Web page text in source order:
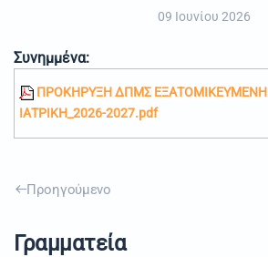
09 Ιουνίου 2026
Συνημμένα:
ΠΡΟΚΗΡΥΞΗ ΔΠΜΣ ΕΞΑΤΟΜΙΚΕΥΜΕΝΗ
ΙΑΤΡΙΚΗ_2026-2027.pdf
Προηγούμενο
Γραμματεία